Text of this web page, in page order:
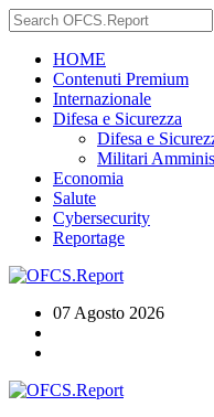
HOME
Contenuti Premium
Internazionale
Difesa e Sicurezza
Difesa e
Militari
Economia
Salute
Cybersecurity
Reportage
07 Agosto 2026